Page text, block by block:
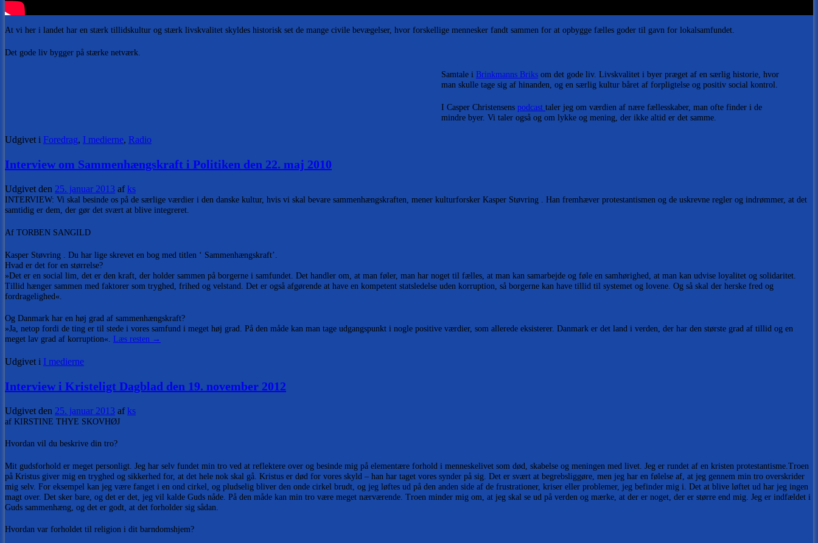
At vi her i landet har en stærk tillidskultur og stærk livskvalitet skyldes historisk set de mange civile bevægelser, hvor forskellige mennesker fandt sammen for at opbygge fælles goder til gavn for lokalsamfundet.
Det gode liv bygger på stærke netværk.
Samtale i Brinkmanns Briks om det gode liv. Livskvalitet i byer præget af en særlig historie, hvor
man skulle tage sig af hinanden, og en særlig kultur båret af forpligtelse og positiv social kontrol.
I Casper Christensens podcasttaler jeg om værdien af nære fællesskaber, man ofte finder i de
mindre byer. Vi taler også og om lykke og mening, der ikke altid er det samme.
Udgivet i Foredrag, I medierne, Radio
Interview om Sammenhængskraft i Politiken den 22. maj 2010
Udgivet den 25. januar 2013 af ks
INTERVIEW: Vi skal besinde os på de særlige værdier i den danske kultur, hvis vi skal bevare sammenhængskraften, mener kulturforsker Kasper Støvring . Han fremhæver protestantismen og de uskrevne regler og indrømmer, at det
samtidig er dem, der gør det svært at blive integreret.
Af TORBEN SANGILD
Kasper Støvring . Du har lige skrevet en bog med titlen ‘ Sammenhængskraft’.
Hvad er det for en størrelse?
»Det er en social lim, det er den kraft, der holder sammen på borgerne i samfundet. Det handler om, at man føler, man har noget til fælles, at man kan samarbejde og føle en samhørighed, at man kan udvise loyalitet og solidaritet.
Tillid hænger sammen med faktorer som tryghed, frihed og velstand. Det er også afgørende at have en kompetent statsledelse uden korruption, så borgerne kan have tillid til systemet og lovene. Og så skal der herske fred og
fordragelighed«.
Og Danmark har en høj grad af sammenhængskraft?
»Ja, netop fordi de ting er til stede i vores samfund i meget høj grad. På den måde kan man tage udgangspunkt i nogle positive værdier, som allerede eksisterer. Danmark er det land i verden, der har den største grad af tillid og en
meget lav grad af korruption«. Læs resten →
Udgivet i I medierne
Interview i Kristeligt Dagblad den 19. november 2012
Udgivet den 25. januar 2013 af ks
af KIRSTINE THYE SKOVHØJ
Hvordan vil du beskrive din tro?
Mit gudsforhold er meget personligt. Jeg har selv fundet min tro ved at reflektere over og besinde mig på elementære forhold i menneskelivet som død, skabelse og meningen med livet. Jeg er rundet af en kristen protestantisme.Troen
på Kristus giver mig en tryghed og sikkerhed for, at det hele nok skal gå. Kristus er død for vores skyld – han har taget vores synder på sig. Det er svært at begrebsliggøre, men jeg har en følelse af, at jeg gennem min tro overskrider
mig selv. For eksempel kan jeg være fanget i en ond cirkel, og pludselig bliver den onde cirkel brudt, og jeg løftes ud på den anden side af de frustrationer, kriser eller problemer, jeg befinder mig i. Det at blive løftet ud har jeg ingen
magt over. Det sker bare, og det er det, jeg vil kalde Guds nåde. På den måde kan min tro være meget nærværende. Troen minder mig om, at jeg skal se ud på verden og mærke, at der er noget, der er større end mig. Jeg er indfældet i
Guds sammenhæng, og det er godt, at det forholder sig sådan.
Hvordan var forholdet til religion i dit barndomshjem?